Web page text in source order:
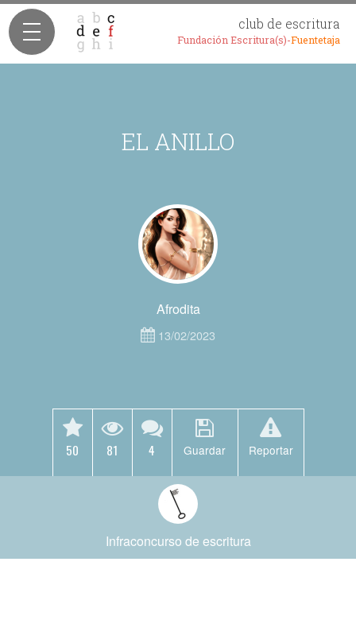
club de escritura
Fundación Escritura(s)-Fuentetaja
EL ANILLO
Afrodita
13/02/2023
50 81 4 Guardar Reportar
Infraconcurso de escritura